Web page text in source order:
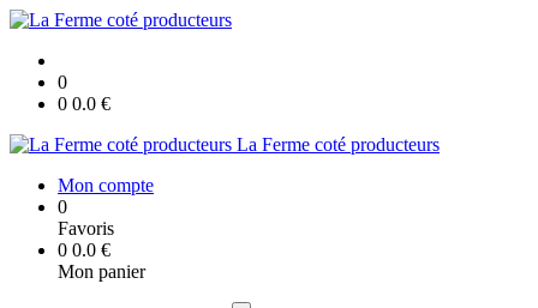
0
0 0.0 €
La Ferme coté producteurs
Mon compte
0
Favoris
0 0.0 €
Mon panier